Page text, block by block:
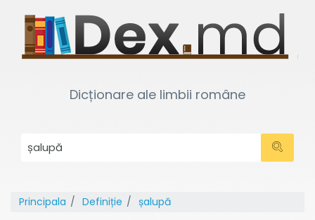
Dicționare ale limbii române
Principala Definiție șalupă